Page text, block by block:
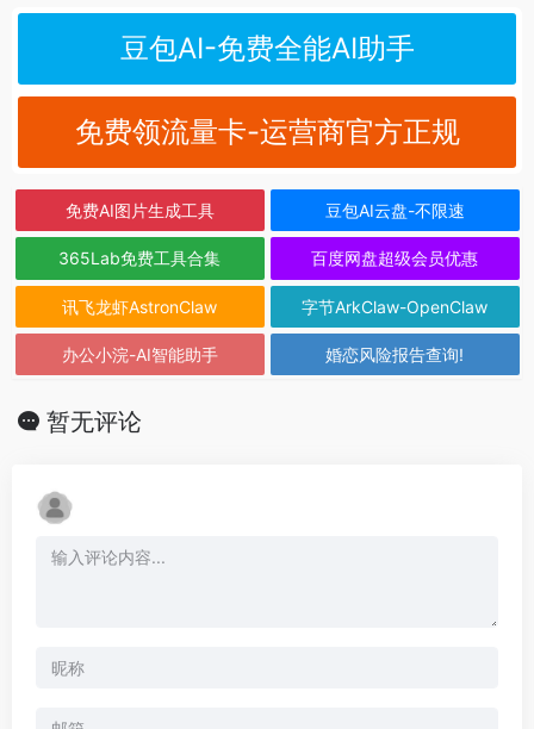
豆包AI-免费全能AI助手
免费领流量卡-运营商官方正规
免费AI图片生成工具 豆包AI云盘-不限速
365Lab免费工具合集 百度网盘超级会员优惠
讯飞龙虾AstronClaw 字节ArkClaw-OpenClaw
办公小浣-AI智能助手 婚恋风险报告查询!
暂无评论